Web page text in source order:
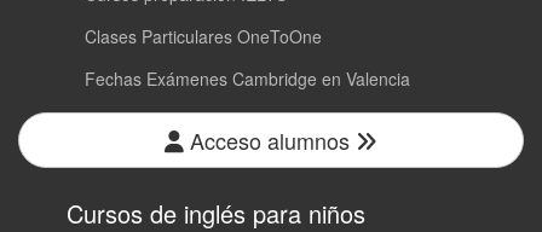
Clases Particulares OneToOne
Fechas Exámenes Cambridge en Valencia
Acceso alumnos
Cursos de inglés para niños